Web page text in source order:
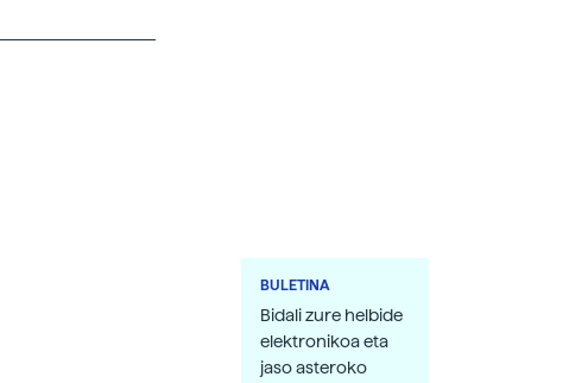
BULETINA
Bidali zure helbide
elektronikoa eta
jaso asteroko